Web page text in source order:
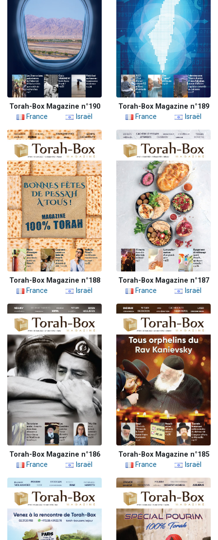
Torah-Box Magazine n°190
France
Israël
Torah-Box Magazine n°189
France
Israël
Torah-Box Magazine n°188
France
Israël
Torah-Box Magazine n°187
France
Israël
Torah-Box Magazine n°186
France
Israël
Torah-Box Magazine n°185
France
Israël